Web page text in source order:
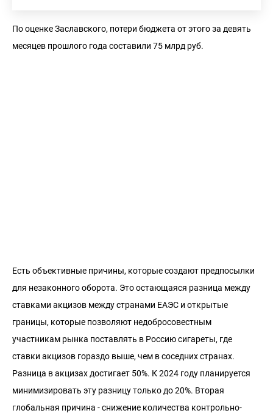
По оценке Заславского, потери бюджета от этого за девять
месяцев прошлого года составили 75 млрд руб.
Есть объективные причины, которые создают предпосылки
для незаконного оборота. Это остающаяся разница между
ставками акцизов между странами ЕАЭС и открытые
границы, которые позволяют недобросовестным
участникам рынка поставлять в Россию сигареты, где
ставки акцизов гораздо выше, чем в соседних странах.
Разница в акцизах достигает 50%. К 2024 году планируется
минимизировать эту разницу только до 20%. Вторая
глобальная причина - снижение количества контрольно-